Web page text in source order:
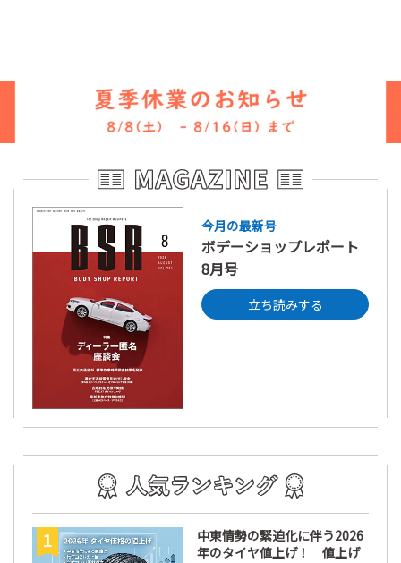
今月の最新号
ボデーショップレポート
8月号
立ち読みする
中東情勢の緊迫化に伴う2026
年のタイヤ値上げ！ 値上げ